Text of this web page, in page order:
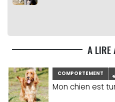
A LIRE
COMPORTEMENT
Mon chien est